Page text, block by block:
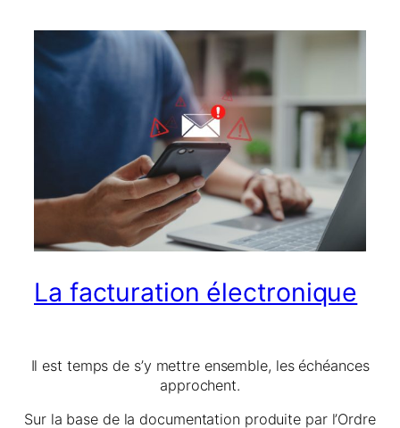
La facturation électronique
Il est temps de s’y mettre ensemble, les échéances
approchent.
Sur la base de la documentation produite par l’Ordre